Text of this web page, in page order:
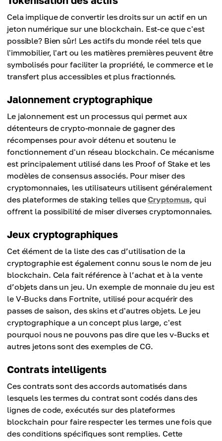
Cela implique de convertir les droits sur un actif en un
jeton numérique sur une blockchain. Est-ce que c'est
possible? Bien sûr! Les actifs du monde réel tels que
l'immobilier, l'art ou les matières premières peuvent être
symbolisés pour faciliter la propriété, le commerce et le
transfert plus accessibles et plus fractionnés.
Jalonnement cryptographique
Le jalonnement est un processus qui permet aux
détenteurs de crypto-monnaie de gagner des
récompenses pour avoir détenu et soutenu le
fonctionnement d'un réseau blockchain. Ce mécanisme
est principalement utilisé dans les Proof of Stake et les
modèles de consensus associés. Pour miser des
cryptomonnaies, les utilisateurs utilisent généralement
des plateformes de staking telles queCryptomus, qui
offrent la possibilité de miser diverses cryptomonnaies.
Jeux cryptographiques
Cet élément de la liste des cas d’utilisation de la
cryptographie est également connu sous le nom de jeu
blockchain. Cela fait référence à l’achat et à la vente
d’objets dans un jeu. Un exemple de monnaie du jeu est
le V-Bucks dans Fortnite, utilisé pour acquérir des
passes de saison, des skins et d'autres objets. Le jeu
cryptographique a un concept plus large, c'est
pourquoi nous ne pouvons pas dire que les v-Bucks et
autres jetons sont des exemples de CG.
Contrats intelligents
Ces contrats sont des accords automatisés dans
lesquels les termes du contrat sont codés dans des
lignes de code, exécutés sur des plateformes
blockchain pour faire respecter les termes une fois que
des conditions spécifiques sont remplies. Cette